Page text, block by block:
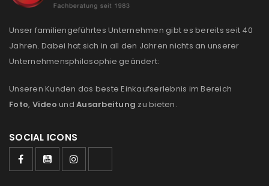
Anmeldeformular geschützt durchWP Captcha
Angemeldet bleiben
ANMELDEN
PASSWORT VERGESSEN?
E-Mail-Adresse
Unser familiengeführtes Unternehmen gibt es bereits seit 40
Jahren. Dabei hat sich in all den Jahren nichts an unserer
Unternehmensphilosophie geändert:
Unseren Kunden das beste Einkaufserlebnis im Bereich
Foto, Video und Ausarbeitung zu bieten.
SOCIAL ICONS